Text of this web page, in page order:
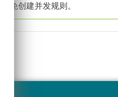
避免创建并发规则。